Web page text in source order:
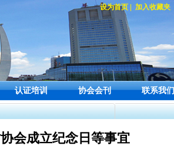
设为首页 加入收藏夹
认证培训 协会会刊 联系我们
会成立纪念日等事宜